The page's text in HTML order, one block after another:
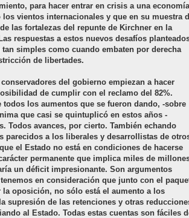
para hacer entrar en crisis a una economía
vientos internacionales y que en su muestra
las fortalezas del repunte de Kirchner en la
respuestas a estos nuevos desafíos
simples como cuando embaten por derecha
de libertades.
del gobierno empiezan a hacer
de cumplir con el reclamo del 82%.
todos los aumentos que se fueron dando, -sobre
que casi se quintuplicó en estos años -
Todos avances, por cierto. También echando
parecidos a los liberales y desarrollistas de
el Estado no está en condiciones de hacerse
permanente que implica miles de
un déficit impresionante. Son argumentos
en consideración que junto con el
la oposición, no sólo está el aumento a los
supresión de las retenciones y otras
al Estado. Todas estas cuentas son fáciles